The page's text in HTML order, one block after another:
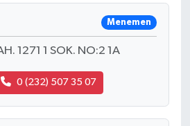
Menemen
1271 1 SOK. NO:2 1A
0 (232) 507 35 07